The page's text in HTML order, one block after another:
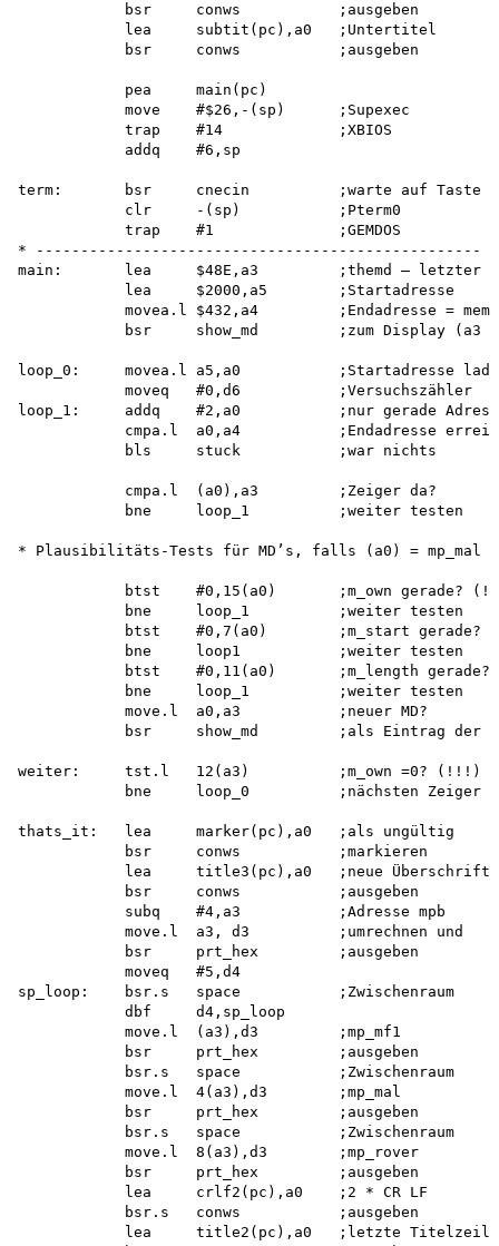
            bsr     conws           ;ausgeben
            lea     subtit(pc),a0   ;Untertitel
            bsr     conws           ;ausgeben
            pea     main(pc)
            move    #$26,-(sp)      ;Supexec
            trap    #14             ;XBIOS
            addq    #6,sp
term:       bsr     cnecin          ;warte auf Taste
            clr     -(sp)           ;Pterm0
            trap    #1              ;GEMDOS
* --------------------------------------------------
main:       lea     $48E,a3         ;themd — letzter
            lea     $2000,a5        ;Startadresse
movea.l $432,a4         ;Endadresse =
bsr     show_md         ;zum Display (a3
loop_0:     movea.l a5,a0           ;Startadresse
            moveq   #0,d6           ;Versuchszähler
loop_1:     addq    #2,a0           ;nur gerade
cmpa.l  a0,a4           ;Endadresse
            bls     stuck           ;war nichts
            cmpa.l  (a0),a3         ;Zeiger da?
            bne     loop_1          ;weiter testen
* Plausibilitäts-Tests für MD’s, falls (a0) =
            btst    #0,15(a0)       ;m_own gerade? (!)
            bne     loop_1          ;weiter testen
btst    #0,7(a0)        ;m_start gerade?
            bne     loop1           ;weiter testen
btst    #0,11(a0)       ;m_length gerade?
            bne     loop_1          ;weiter testen
            move.l  a0,a3           ;neuer MD?
bsr     show_md         ;als Eintrag der
weiter:     tst.l   12(a3)          ;m_own =0? (!!!)
bne     loop_0          ;nächsten Zeiger
thats_it:   lea     marker(pc),a0   ;als ungültig
            bsr     conws           ;markieren
            lea     title3(pc),a0   ;neue Überschrift
            bsr     conws           ;ausgeben
            subq    #4,a3           ;Adresse mpb
            move.l  a3, d3          ;umrechnen und
            bsr     prt_hex         ;ausgeben
            moveq   #5,d4
sp_loop:    bsr.s   space           ;Zwischenraum
            dbf     d4,sp_loop
            move.l  (a3),d3         ;mp_mf1
            bsr     prt_hex         ;ausgeben
            bsr.s   space           ;Zwischenraum
            move.l  4(a3),d3        ;mp_mal
            bsr     prt_hex         ;ausgeben
            bsr.s   space           ;Zwischenraum
            move.l  8(a3),d3        ;mp_rover
            bsr     prt_hex         ;ausgeben
            lea     crlf2(pc),a0    ;2 * CR LF
            bsr.s   conws           ;ausgeben
lea     title2(pc),a0   ;letzte